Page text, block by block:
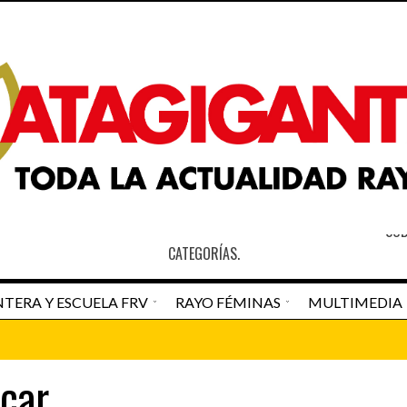
CATEGORÍAS.
Y ESCUELA FRV RAYO FÉMINAS MULTIMEDIA